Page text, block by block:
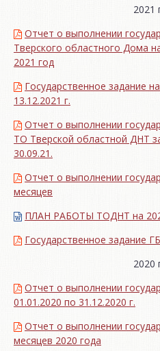
2021
Отчет о выполнении
Тверского областного Дома
2021 год
Государственное задание
13.12.2021 г.
Отчет о выполнении
ТО Тверской областной ДНТ
30.09.21.
Отчет о выполнении
месяцев
ПЛАН РАБОТЫ ТОДНТ на
Государственное задание
2020
Отчет о выполнении
01.01.2020 по 31.12.2020 г.
Отчет о выполнении
месяцев 2020 года